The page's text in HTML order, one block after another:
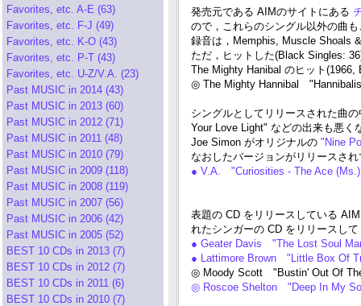
Favorites, etc. A-E (63)
Favorites, etc. F-J (49)
Favorites, etc. K-O (43)
Favorites, etc. P-T (43)
Favorites, etc. U-Z/V.A. (23)
Past MUSIC in 2014 (43)
Past MUSIC in 2013 (60)
Past MUSIC in 2012 (71)
Past MUSIC in 2011 (48)
Past MUSIC in 2010 (79)
Past MUSIC in 2009 (118)
Past MUSIC in 2008 (119)
Past MUSIC in 2007 (56)
Past MUSIC in 2006 (42)
Past MUSIC in 2005 (52)
BEST 10 CDs in 2013 (7)
BEST 10 CDs in 2012 (7)
BEST 10 CDs in 2011 (6)
BEST 10 CDs in 2010 (7)
発売元である AIMのサイトにある
ので，これらのシングル以外の曲
録音は，Memphis, Muscle Shoals
ただ，ヒットした(Black Singles:
The Mighty Hanibal のヒット
◎ The Mighty Hannibal
シングルとしてリリースされた曲
Your Love Light" などの出来も悪く
Joe Simon がオリジナルの "Nine
なおしたバージョンがリリースさ
● V.A. "Curiosities - The Ace
表題の CD をリリースしている
れたシンガーの CD をリリースし
● Geater Davis "The Lost Soul
● Lattimore Brown "Little Box Of
◎ Moody Scott "Bustin' Out Of
◎ Roscoe Shelton "Deep In My